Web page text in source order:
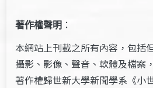
著作權聲明 ：
本網站上刊載之所有內容，包括
攝影、影像、聲音、軟體及檔案
著作權歸世新大學新聞學系《小